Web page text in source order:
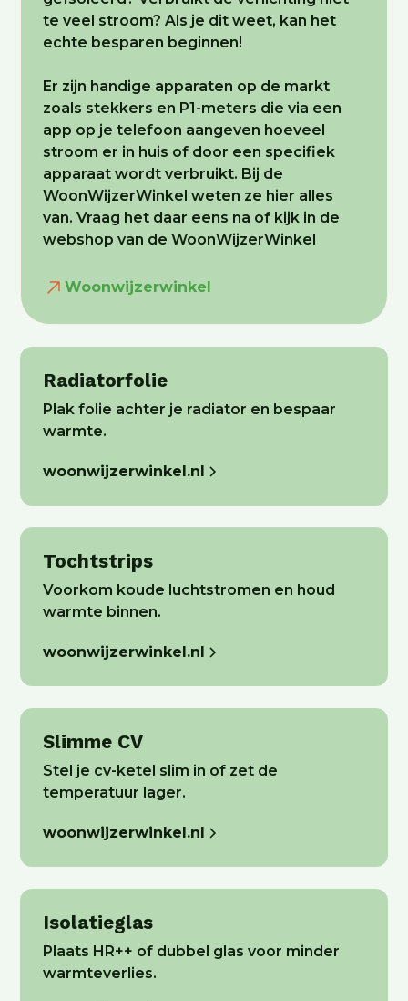
te veel stroom? Als je dit weet, kan het
echte besparen beginnen!
Er zijn handige apparaten op de markt
zoals stekkers en P1-meters die via een
app op je telefoon aangeven hoeveel
stroom er in huis of door een specifiek
apparaat wordt verbruikt. Bij de
WoonWijzerWinkel weten ze hier alles
van. Vraag het daar eens na of kijk in de
webshop van de WoonWijzerWinkel
Woonwijzerwinkel
Radiatorfolie
Plak folie achter je radiator en bespaar
warmte.
woonwijzerwinkel.nl
Tochtstrips
Voorkom koude luchtstromen en houd
warmte binnen.
woonwijzerwinkel.nl
Slimme CV
Stel je cv-ketel slim in of zet de
temperatuur lager.
woonwijzerwinkel.nl
Isolatieglas
Plaats HR++ of dubbel glas voor minder
warmteverlies.